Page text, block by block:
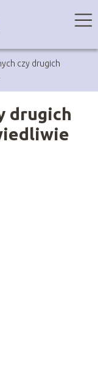
czy drugich
drugich